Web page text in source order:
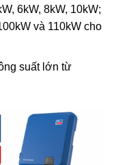
6kW, 8kW, 10kW;
và 110kW cho
suất lớn từ